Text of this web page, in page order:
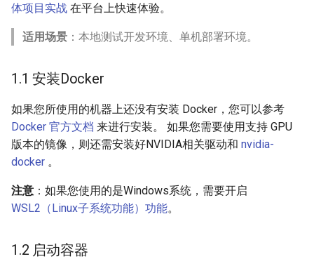
体项目实战 在平台上快速体验。
适用场景 ：本地测试开发环境、单机部署环境。
1.1 安装Docker
如果您所使用的机器上还没有安装 Docker，您可以参考
Docker 官方文档 来进行安装。 如果您需要使用支持 GPU
版本的镜像，则还需安装好NVIDIA相关驱动和 nvidia-
docker 。
注意 ：如果您使用的是Windows系统，需要开启
WSL2（Linux子系统功能）功能。
1.2 启动容器